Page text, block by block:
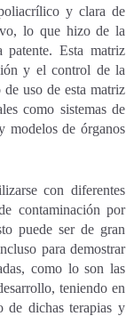
y clara de
lo que hizo de la
patente. Esta matriz
y el control de la
uso de esta matriz
como sistemas de
modelos de órganos
con diferentes
contaminación por
puede ser de gran
para demostrar
como lo son las
teniendo en
de dichas terapias y